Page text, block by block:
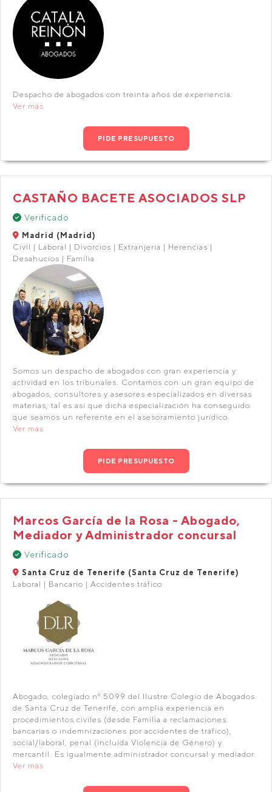
Despacho de abogados con treinta años de experiencia.
Ver más
PIDE PRESUPUESTO
CASTAÑO BACETE ASOCIADOS SLP
Verificado
Madrid (Madrid)
Civil | Laboral | Divorcios | Extranjería | Herencias |
Desahucios | Familia
Somos un despacho de abogados con gran experiencia y
actividad en los tribunales. Contamos con un gran equipo de
abogados, consultores y asesores especializados en diversas
materias, tal es así que dicha especialización ha conseguido
que seamos un referente en el asesoramiento jurídico.
Ver más
PIDE PRESUPUESTO
Marcos García de la Rosa - Abogado,
Mediador y Administrador concursal
Verificado
Santa Cruz de Tenerife (Santa Cruz de Tenerife)
Laboral | Bancario | Accidentes tráfico
Abogado, colegiado nº 5099 del Ilustre Colegio de Abogados
de Santa Cruz de Tenerife, con amplia experiencia en
procedimientos civiles (desde Familia a reclamaciones
bancarias o indemnizaciones por accidentes de tráfico),
social/laboral, penal (incluida Violencia de Género) y
mercantil. Es igualmente administrador concursal y mediador.
Ver más